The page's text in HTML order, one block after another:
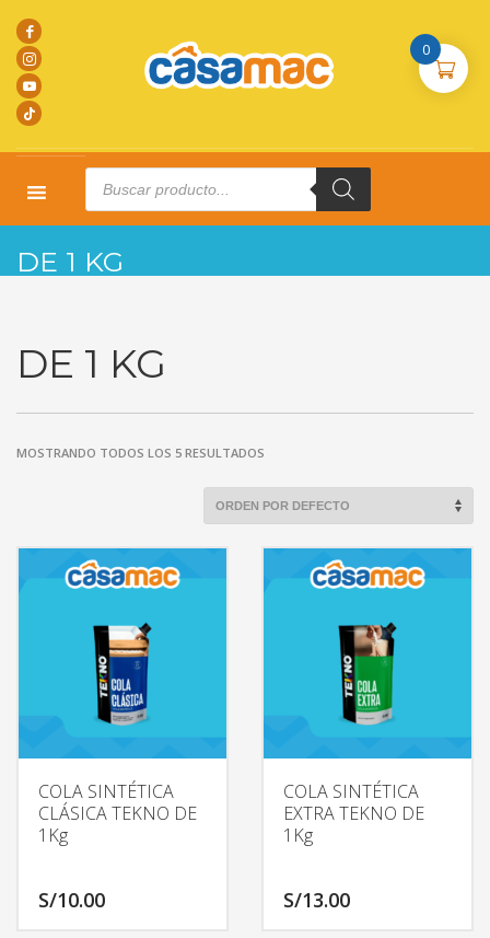
Products
search
DE 1 KG
DE 1 KG
MOSTRANDO TODOS LOS 5 RESULTADOS
COLA SINTÉTICA
CLÁSICA TEKNO DE
1Kg
S/10.00
COLA SINTÉTICA
EXTRA TEKNO DE
1Kg
S/13.00
0